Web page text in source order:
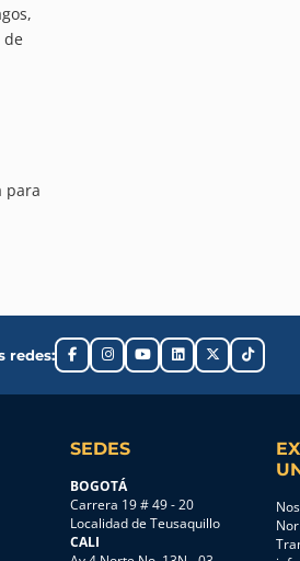
de
para
redes:
SEDES
BOGOTÁ
Carrera 19 # 49 - 20
Localidad de Teusaquillo
CALI